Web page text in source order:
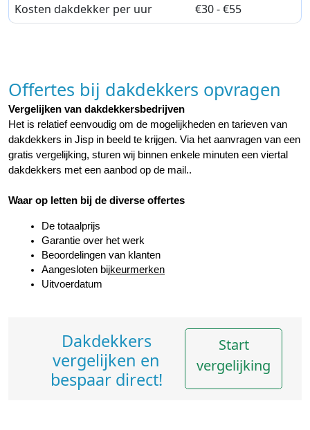
Kosten dakdekker per uur
€30 - €55
Offertes bij dakdekkers opvragen
Vergelijken van dakdekkersbedrijven
Het is relatief eenvoudig om de mogelijkheden en tarieven van
dakdekkers in Jisp in beeld te krijgen. Via het aanvragen van een
gratis vergelijking, sturen wij binnen enkele minuten een viertal
dakdekkers met een aanbod op de mail..
Waar op letten bij de diverse offertes
De totaalprijs
Garantie over het werk
Beoordelingen van klanten
Aangesloten bijkeurmerken
Uitvoerdatum
Dakdekkers
vergelijken en
bespaar direct!
Start
vergelijking